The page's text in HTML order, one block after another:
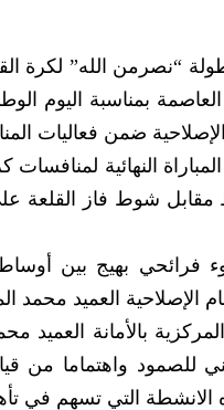
“نصرمن الله” لكرة
العاصمة بمناسبة اليوم
الإصلاحية ضمن فعاليات
النهائية
مقابل شوط فاز القلعة
فرائحي بهيج بين
الإصلاحية العميد
بالأمانة العميد
للصمود واهتماما من
الانشطة التي تسهم في